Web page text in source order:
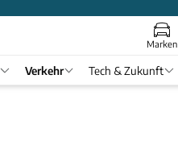
Marken
Verkehr Tech & Zukunft